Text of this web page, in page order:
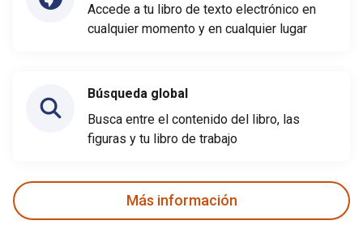
Accede a tu libro de texto electrónico en
cualquier momento y en cualquier lugar
Búsqueda global
Busca entre el contenido del libro, las
figuras y tu libro de trabajo
Más información